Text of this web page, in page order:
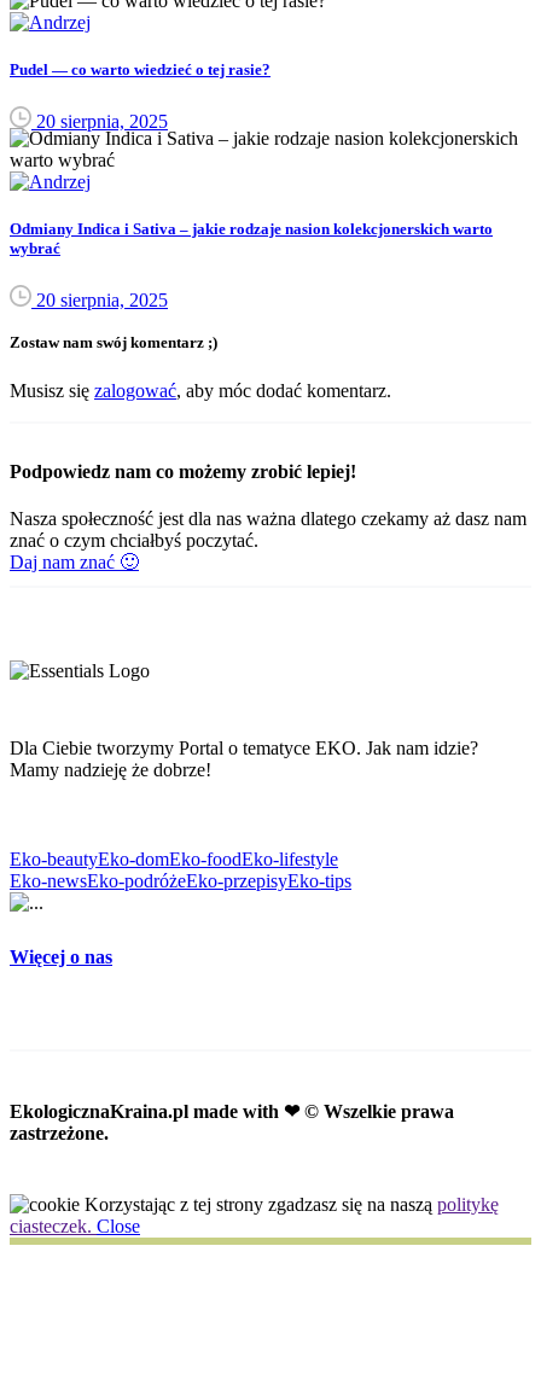
Pudel — co warto wiedzieć o tej rasie?
20 sierpnia, 2025
Odmiany Indica i Sativa – jakie rodzaje nasion kolekcjonerskich warto
wybrać
20 sierpnia, 2025
Zostaw nam swój komentarz ;)
Musisz się zalogować, aby móc dodać komentarz.
Podpowiedz nam co możemy zrobić lepiej!
Nasza społeczność jest dla nas ważna dlatego czekamy aż dasz nam
znać o czym chciałbyś poczytać.
Daj nam znać 🙂
Dla Ciebie tworzymy Portal o tematyce EKO. Jak nam idzie?
Mamy nadzieję że dobrze!
Eko-beautyEko-domEko-foodEko-lifestyle
Eko-newsEko-podróżeEko-przepisyEko-tips
Więcej o nas
EkologicznaKraina.pl made with ❤ © Wszelkie prawa
zastrzeżone.
Korzystając z tej strony zgadzasz się na naszą politykę
ciasteczek. Close